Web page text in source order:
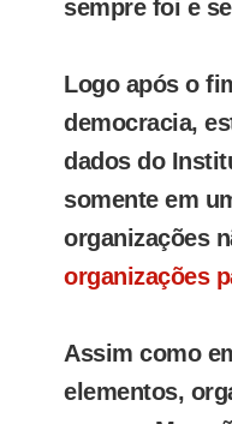
sempre foi e
Logo após o
democracia,
dados do
somente em
organizações
organizações
Assim como
elementos,